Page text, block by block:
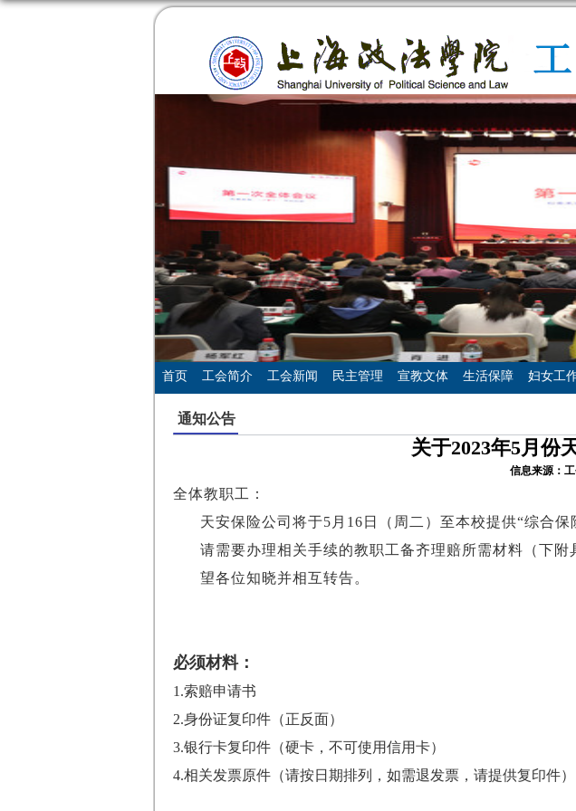
首页 工会简介 工会新闻 民主管理 宣教文体 生活保障 妇女工
通知公告
关于2023年5月份
信息来源：
全体教职工：
天安保险公司将于5月16日（周二）至本校提供“综合保
请需要办理相关手续的教职工备齐理赔所需材料（下附
望各位知晓并相互转告。
必须材料：
1.索赔申请书
2.身份证复印件（正反面）
3.银行卡复印件（硬卡，不可使用信用卡）
4.相关发票原件（请按日期排列，如需退发票，请提供复印件）